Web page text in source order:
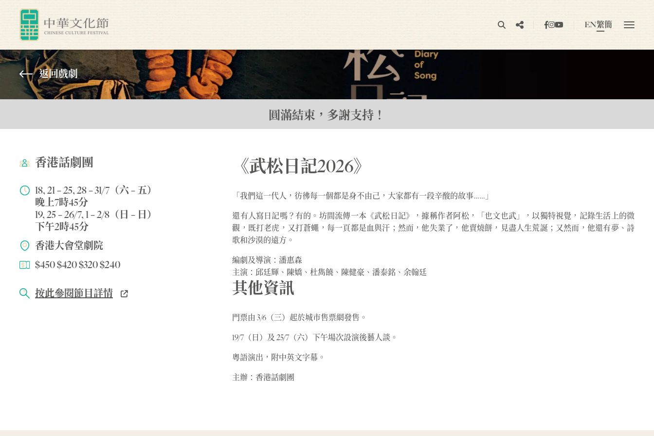
EN繁簡
返回戲劇
香港話劇團
18, 21 – 25, 28 – 31/7（六 – 五）
晚上7時45分
19, 25 – 26/7, 1 – 2/8（日 – 日）
下午2時45分
香港大會堂劇院
$450 $420 $320 $240
按此參閱節目詳情
《武松日記2026》
「我們這一代人，彷彿每一個都是身不由己，大家都有一段辛酸的故事……」
還有人寫日記嗎？有的。坊間流傳一本《武松日記》，據稱作者阿松，「也文也武」，以獨特視覺，記錄生活上的微
觀，既打老虎，又打蒼蠅，每一頁都是血與汗；然而，他失業了，他賣燒餅，見盡人生荒誕；又然而，他還有夢、詩
歌和沙漠的遠方。
編劇及導演：潘惠森
主演：邱廷輝、陳嬌、杜雋饒、陳健豪、潘泰銘、余翰廷
其他資訊
門票由 3/6（三）起於城市售票網發售。
19/7（日）及 25/7（六）下午場次設演後藝人談。
粵語演出，附中英文字幕。
主辦：香港話劇團
圓滿結束，多謝支持！